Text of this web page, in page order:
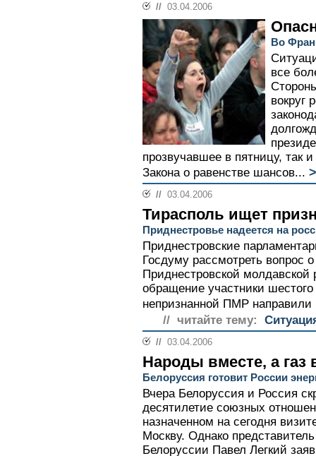
// 03.04.2006
Во
все
вокруг
прозвучавшее в пятницу, так
Закона о равенстве шансов...
// 03.04.2006
Тирасполь ищет
Приднестровье надеется на
Приднестровские
Госдуму рассмотреть вопрос
Приднестровской молдавской
обращение участники
непризнанной ПМР
// читайте тему:
// 03.04.2006
Народы вместе, а газ
Белоруссия готовит России
Вчера Белоруссия и Россия
десятилетие союзных
назначенном на сегодня
Москву. Однако
Белоруссии Павел Легкий